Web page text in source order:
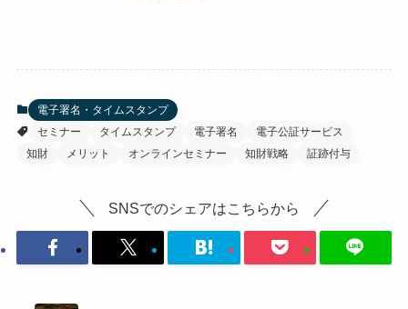
電子署名・タイムスタンプ
セミナー
タイムスタンプ 電子署名
電子公証サービス
知財
メリット オンラインセミナー 知財戦略 証跡付与
SNSでのシェアはこちらから